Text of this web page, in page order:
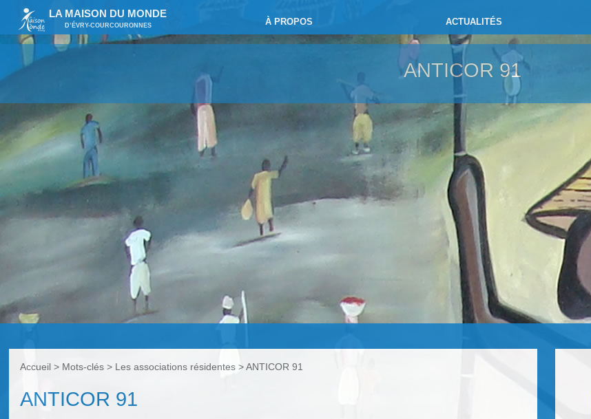
LA MAISON DU MONDE
D’ÉVRY-COURCOURONNES À PROPOS ACTUALITÉS
ANTICOR 91
Accueil > Mots-clés > Les associations résidentes >ANTICOR 91
ANTICOR 91